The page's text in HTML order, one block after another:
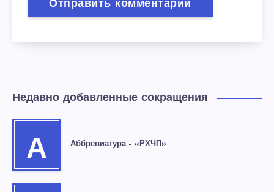
Недавно добавленные сокращения
А Аббревиатура – «РХЧП»